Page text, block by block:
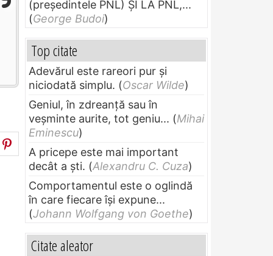
(preşedintele PNL) ŞI LA PNL,...
(George Budoi)
Top citate
Adevărul este rareori pur și
niciodată simplu. (Oscar Wilde)
Geniul, în zdreanţă sau în
veşminte aurite, tot geniu... (Mihai
Eminescu)
A pricepe este mai important
decât a ști. (Alexandru C. Cuza)
Comportamentul este o oglindă
în care fiecare își expune...
(Johann Wolfgang von Goethe)
Citate aleator